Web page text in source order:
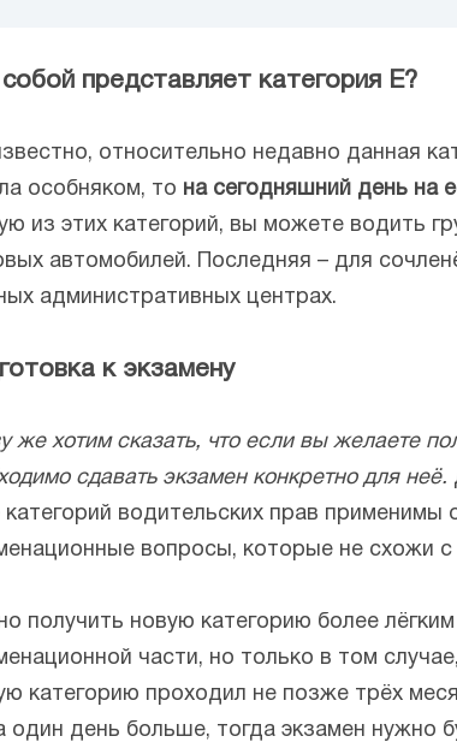
представляет категория E?
относительно недавно данная
особняком, то на сегодняшний день на
из этих категорий, вы можете водить
автомобилей. Последняя – для
административных центрах.
к экзамену
же хотим сказать, что если вы желаете
сдавать экзамен конкретно для неё.
категорий водительских прав применимы
вопросы, которые не схожи с
получить новую категорию более
части, но только в том
категорию проходил не позже трёх
один день больше, тогда экзамен нужно